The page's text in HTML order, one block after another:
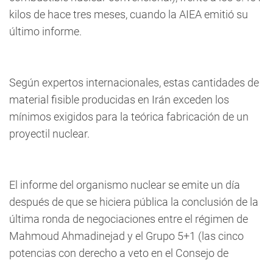
kilos de hace tres meses, cuando la AIEA emitió su
último informe.
Según expertos internacionales, estas cantidades de
material fisible producidas en Irán exceden los
mínimos exigidos para la teórica fabricación de un
proyectil nuclear.
El informe del organismo nuclear se emite un día
después de que se hiciera pública la conclusión de la
última ronda de negociaciones entre el régimen de
Mahmoud Ahmadinejad y el Grupo 5+1 (las cinco
potencias con derecho a veto en el Consejo de